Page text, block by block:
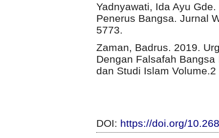
Yadnyawati, Ida Ayu
Penerus Bangsa. Jurnal
5773.
Zaman, Badrus. 2019.
Dengan Falsafah
dan Studi Islam
DOI: https://doi.org/